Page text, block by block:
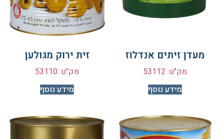
מעדן זיתים אנדלוז
מק"ט: 53112
מידע נוסף
זית ירוק מגולען
מק"ט: 53110
מידע נוסף